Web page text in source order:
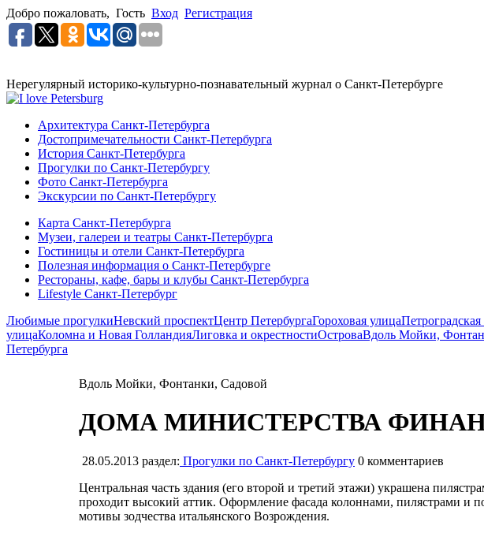
Добро пожаловать, Гость Вход Регистрация
Нерегулярный историко-культурно-познавательный журнал о Санкт-Петербурге
Архитектура Санкт-Петербурга
Достопримечательности Санкт-Петербурга
История Санкт-Петербурга
Прогулки по Санкт-Петербургу
Фото Санкт-Петербурга
Экскурсии по Санкт-Петербургу
Карта Санкт-Петербурга
Музеи, галереи и театры Санкт-Петербурга
Гостиницы и отели Санкт-Петербурга
Полезная информация о Санкт-Петербурге
Рестораны, кафе, бары и клубы Санкт-Петербурга
Lifestyle Санкт-Петербург
Любимые прогулкиНевский проспектЦентр ПетербургаГороховая улицаПетроградская
улицаКоломна и Новая ГолландияЛиговка и окрестностиОстроваВдоль Мойки,
Петербурга
Вдоль Мойки, Фонтанки, Садовой
ДОМА МИНИСТЕРСТВА
28.05.2013 раздел: Прогулки по Санкт-Петербургу 0 комментариев
Центральная часть здания (его второй и третий этажи) украшена
проходит высокий аттик. Оформление фасада колоннами, пилястрами и
мотивы зодчества итальянского Возрождения.